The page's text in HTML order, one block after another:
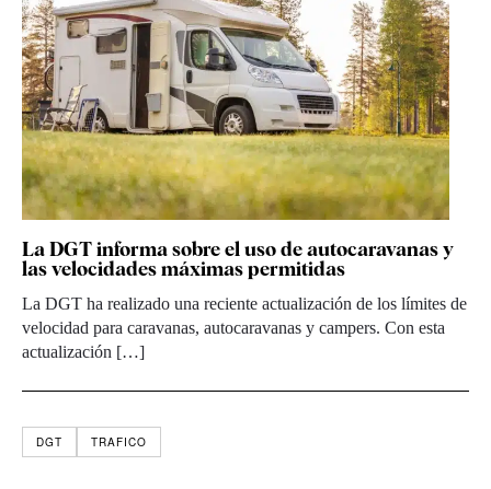
La DGT informa sobre el uso de autocaravanas y
las velocidades máximas permitidas
La DGT ha realizado una reciente actualización de los límites de
velocidad para caravanas, autocaravanas y campers. Con esta
actualización […]
DGT TRAFICO